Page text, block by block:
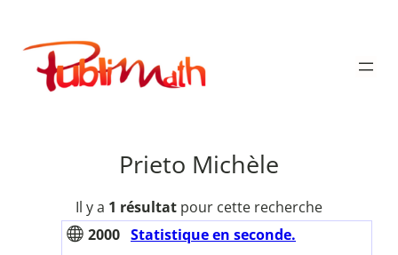
contenu
Publimath
Prieto Michèle
Il y a 1 résultat pour cette recherche
2000 Statistique en seconde.